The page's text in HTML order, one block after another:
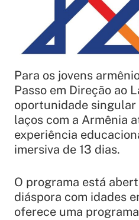
Para os jovens
Passo em Direção ao
oportunidade
laços com a Armênia
experiência
imersiva de 13 dias.
O programa está
diáspora com idades
oferece uma